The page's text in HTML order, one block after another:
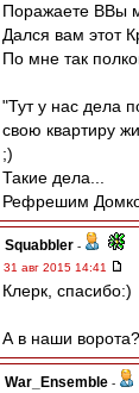
Поражаете ВВы
Дался вам этот
По мне так
"Тут у нас дела
свою квартиру
;)
Такие дела...
Рефрешим
Squabbler -
31 авг 2015 14:41
Клерк, спасибо:)
А в наши ворота?
War_Ensemble -